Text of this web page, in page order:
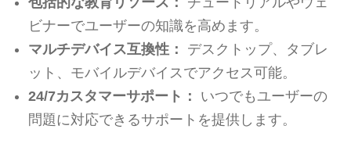
ビナーでユーザーの知識を高めます。
マルチデバイス互換性：
デスクトップ、タブレ
ット、モバイルデバイスでアクセス可能。
24/7カスタマーサポート：
いつでもユーザーの
問題に対応できるサポートを提供します。